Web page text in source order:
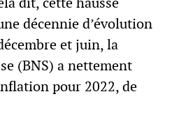
décennie d’évolution
et juin, la
(BNS) a nettement
pour 2022, de